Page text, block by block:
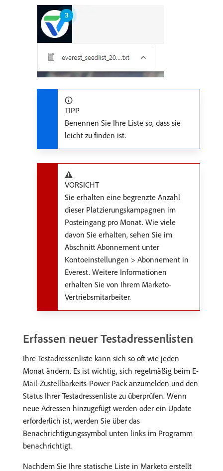
TIPP
Benennen Sie Ihre Liste so, dass sie
leicht zu finden ist.
VORSICHT
Sie erhalten eine begrenzte Anzahl
dieser Platzierungskampagnen im
Posteingang pro Monat. Wie viele
davon Sie erhalten, sehen Sie im
Abschnitt Abonnement unter
Kontoeinstellungen > Abonnement in
Everest. Weitere Informationen
erhalten Sie von Ihrem Marketo-
Vertriebsmitarbeiter.
Erfassen neuer Testadressenlisten
Ihre Testadressenliste kann sich so oft wie jeden
Monat ändern. Es ist wichtig, sich regelmäßig beim E-
Mail-Zustellbarkeits-Power Pack anzumelden und den
Status Ihrer Testadressenliste zu überprüfen. Wenn
neue Adressen hinzugefügt werden oder ein Update
erforderlich ist, werden Sie über das
Benachrichtigungssymbol unten links im Programm
benachrichtigt.
Nachdem Sie Ihre statische Liste in Marketo erstellt